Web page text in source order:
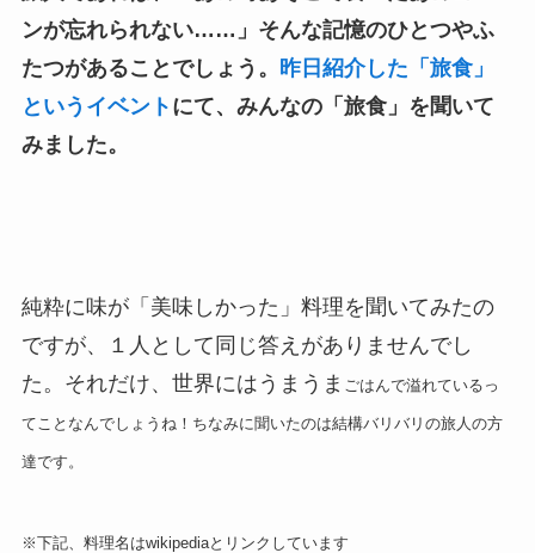
ンが忘れられない……」そんな記憶のひとつやふ
たつがあることでしょう。 昨日紹介した「旅食」
というイベント にて、みんなの「旅食」を聞いて
みました。
純粋に味が「美味しかった」料理を聞いてみたの
ですが、１人として同じ答えがありませんでし
た。それだけ、世界にはうまうま ごはんで溢れているっ
てことなんでしょうね！ ちなみに聞いたのは結構バリバリの旅人の方
達です。
※下記、料理名はwikipediaとリンクしています